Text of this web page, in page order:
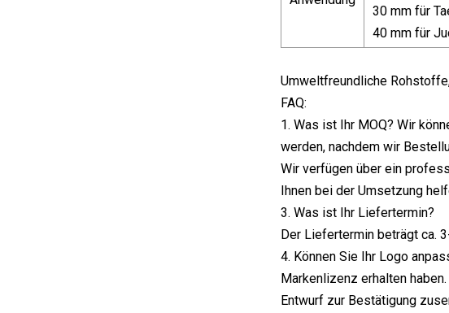
30 mm für
40 mm für
Umweltfreundliche
FAQ:
1. Was ist Ihr MOQ? Wir
werden, nachdem wir
Wir verfügen über ein
Ihnen bei der Umsetzung
3. Was ist Ihr Liefertermin?
Der Liefertermin beträgt ca.
4. Können Sie Ihr Logo
Markenlizenz erhalten
Entwurf zur Bestätigung